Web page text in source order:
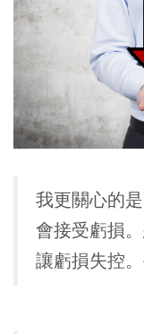
我更關心的
會接受虧損
讓虧損失控